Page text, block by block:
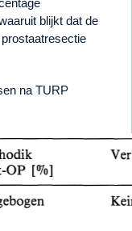
blijkt dat de
na TURP